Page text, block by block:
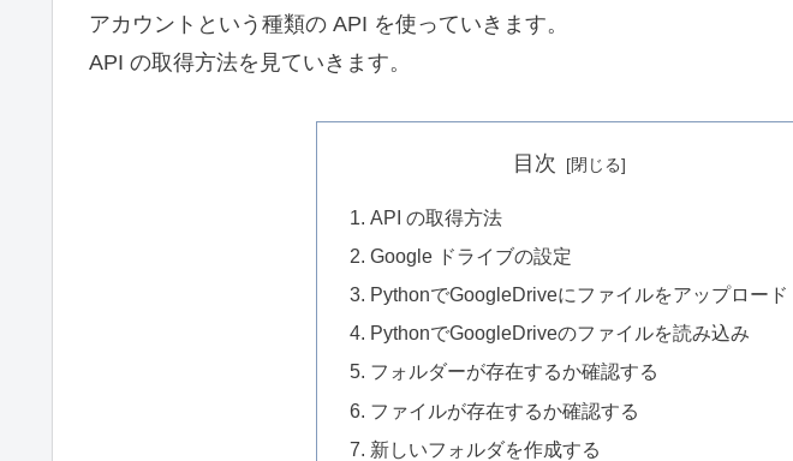
アカウントという種類の API を使っていきます。
API の取得方法を見ていきます。
目次
API の取得方法
Google ドライブの設定
PythonでGoogleDriveにファイルをアップロード
PythonでGoogleDriveのファイルを読み込み
フォルダーが存在するか確認する
ファイルが存在するか確認する
新しいフォルダを作成する